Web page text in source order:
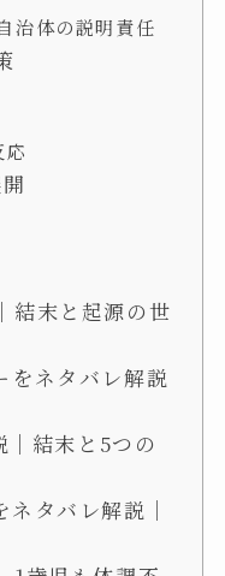
治体の説明責任
結末と起源の世
をネタバレ解説
｜結末と5つの
タバレ解説｜